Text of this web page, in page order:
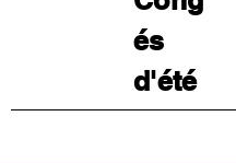
és
d'été